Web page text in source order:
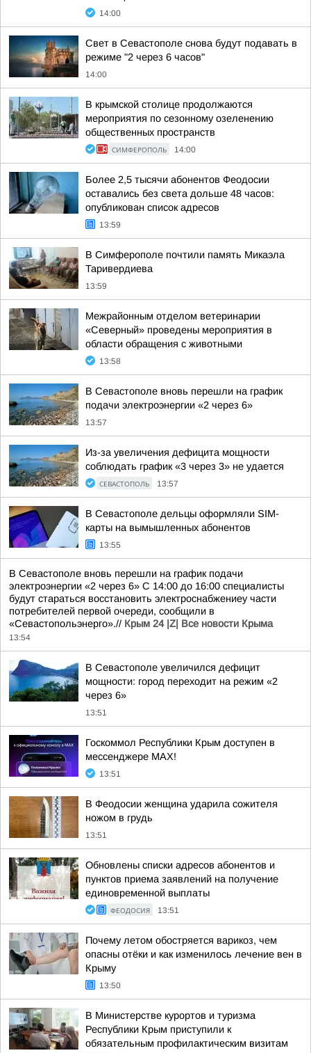
14:00
Свет в Севастополе снова будут подавать в
режиме "2 через 6 часов"
14:00
В крымской столице продолжаются
мероприятия по сезонному озеленению
общественных пространств
СИМФЕРОПОЛЬ 14:00
Более 2,5 тысячи абонентов Феодосии
оставались без света дольше 48 часов:
опубликован список адресов
13:59
В Симферополе почтили память Микаэла
Таривердиева
13:59
Межрайонным отделом ветеринарии
«Северный» проведены мероприятия в
области обращения с животными
13:58
В Севастополе вновь перешли на график
подачи электроэнергии «2 через 6»
13:57
Из-за увеличения дефицита мощности
соблюдать график «3 через 3» не удается
СЕВАСТОПОЛЬ 13:57
В Севастополе дельцы оформляли SIM-
карты на вымышленных абонентов
13:55
В Севастополе вновь перешли на график подачи
электроэнергии «2 через 6» С 14:00 до 16:00 специалисты
будут стараться восстановить электроснабжениеу части
потребителей первой очереди, сообщили в
«Севастопольэнерго».// Крым 24 |Z| Все новости Крыма
13:54
В Севастополе увеличился дефицит
мощности: город переходит на режим «2
через 6»
13:51
Госкоммол Республики Крым доступен в
мессенджере МАХ!
13:51
В Феодосии женщина ударила сожителя
ножом в грудь
13:51
Обновлены списки адресов абонентов и
пунктов приема заявлений на получение
единовременной выплаты
ФЕОДОСИЯ 13:51
Почему летом обостряется варикоз, чем
опасны отёки и как изменилось лечение вен в
Крыму
13:50
В Министерстве курортов и туризма
Республики Крым приступили к
обязательным профилактическим визитам